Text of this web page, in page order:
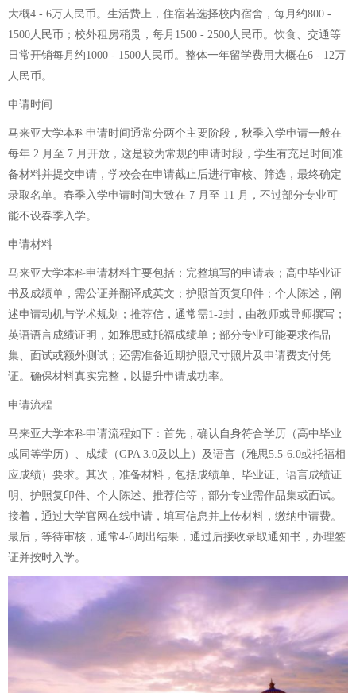
大概4 - 6万人民币。生活费上，住宿若选择校内宿舍，每月约800 -
1500人民币；校外租房稍贵，每月1500 - 2500人民币。饮食、交通等
日常开销每月约1000 - 1500人民币。整体一年留学费用大概在6 - 12万
人民币。
申请时间
马来亚大学本科申请时间通常分两个主要阶段，秋季入学申请一般在
每年 2 月至 7 月开放，这是较为常规的申请时段，学生有充足时间准
备材料并提交申请，学校会在申请截止后进行审核、筛选，最终确定
录取名单。春季入学申请时间大致在 7 月至 11 月，不过部分专业可
能不设春季入学。
申请材料
马来亚大学本科申请材料主要包括：完整填写的申请表；高中毕业证
书及成绩单，需公证并翻译成英文；护照首页复印件；个人陈述，阐
述申请动机与学术规划；推荐信，通常需1-2封，由教师或导师撰写；
英语语言成绩证明，如雅思或托福成绩单；部分专业可能要求作品
集、面试或额外测试；还需准备近期护照尺寸照片及申请费支付凭
证。确保材料真实完整，以提升申请成功率。
申请流程
马来亚大学本科申请流程如下：首先，确认自身符合学历（高中毕业
或同等学历）、成绩（GPA 3.0及以上）及语言（雅思5.5-6.0或托福相
应成绩）要求。其次，准备材料，包括成绩单、毕业证、语言成绩证
明、护照复印件、个人陈述、推荐信等，部分专业需作品集或面试。
接着，通过大学官网在线申请，填写信息并上传材料，缴纳申请费。
最后，等待审核，通常4-6周出结果，通过后接收录取通知书，办理签
证并按时入学。